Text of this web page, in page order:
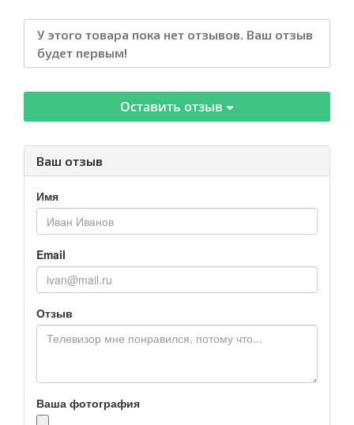
У этого товара пока нет отзывов. Ваш отзыв
будет первым!
Оставить отзыв
Ваш отзыв
Имя
Email
Отзыв
Ваша фотография